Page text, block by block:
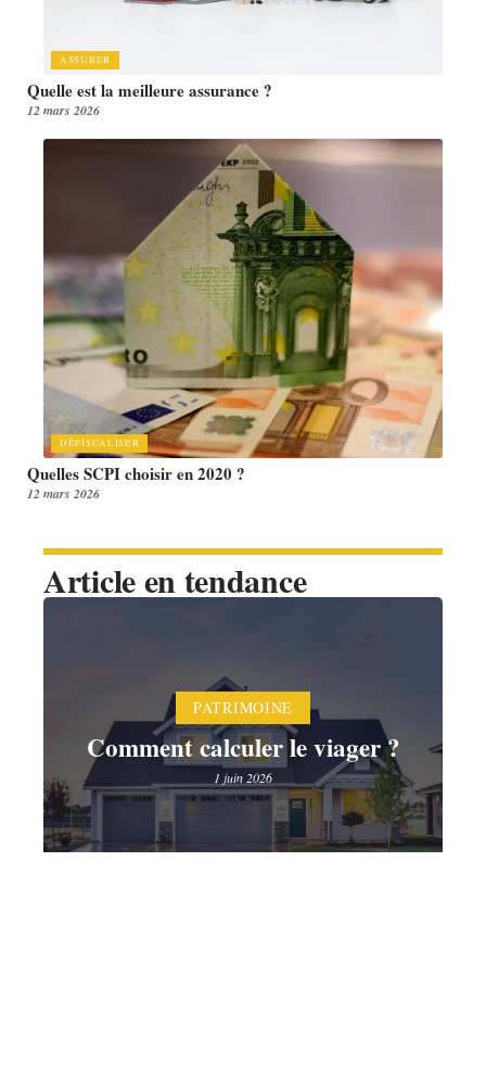
ASSURER
Quelle est la meilleure assurance ?
12 mars 2026
DÉFISCALISER
Quelles SCPI choisir en 2020 ?
12 mars 2026
Article en tendance
PATRIMOINE
Comment calculer le viager ?
1 juin 2026